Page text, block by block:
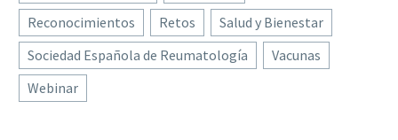
Reconocimientos
Retos
Salud y Bienestar
Sociedad Española de Reumatología
Vacunas
Webinar